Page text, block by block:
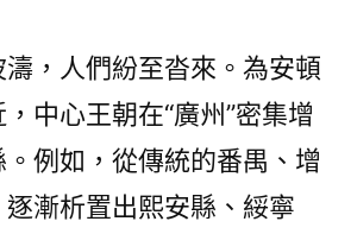
，人們紛至沓來。為安頓
中心王朝在“廣州”密集增
例如，從傳統的番禺、增
漸析置出熙安縣、綏寧